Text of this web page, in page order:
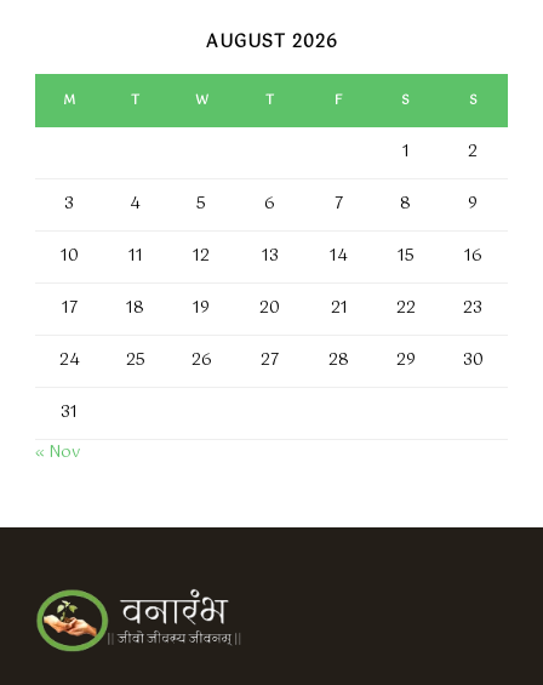
AUGUST 2026
M T W T F S S
1 2
3 4 5 6 7 8 9
10 11 12 13 14 15 16
17 18 19 20 21 22 23
24 25 26 27 28 29 30
31
« Nov